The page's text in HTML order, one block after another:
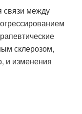
связи между
склерозом,
и изменения